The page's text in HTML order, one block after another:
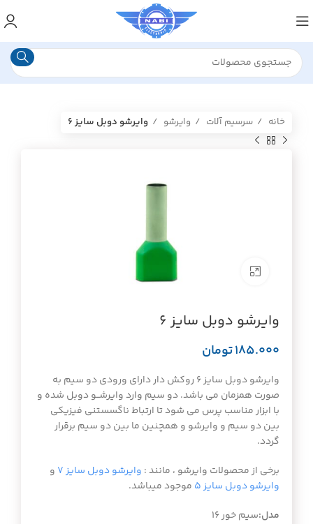
خانه سرسیم آلات وایرشو وایرشو دوبل سایز ۶
وایرشو دوبل سایز ۶
تومان
وایرشو دوبل سایز ۶ روکش دار دارای ورودی دو سیم به
صورت همزمان می باشد. دو سیم وارد وایرشــو دوبل شده و
با ابزار مناسب پرس می شود تا ارتباط ناگسستنی فیزیکی
بین دو سیم و وایرشو و همچنین ما بین دو سیم برقرار
گردد.
برخی از محصولات وایرشو ، مانند : وایرشو دوبل سایز ۷
و
وایرشو دوبل سایز ۵
موجود میباشد.
مدل:سیم خور ۱۶